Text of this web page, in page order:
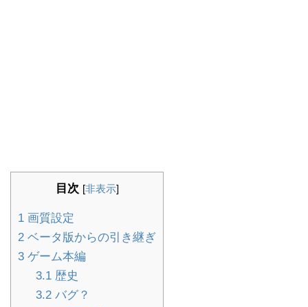
目次 [非表示]
1 画質設定
2 ベータ版からの引き継ぎ
3 ゲーム本編
3.1歴史
3.2バグ？